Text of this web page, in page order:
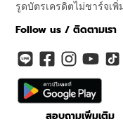
รูดบัตรเครดิตไม่ชาร์จเพิ่
Follow us / ติดตามเรา
สอบถามเพิ่มเติม